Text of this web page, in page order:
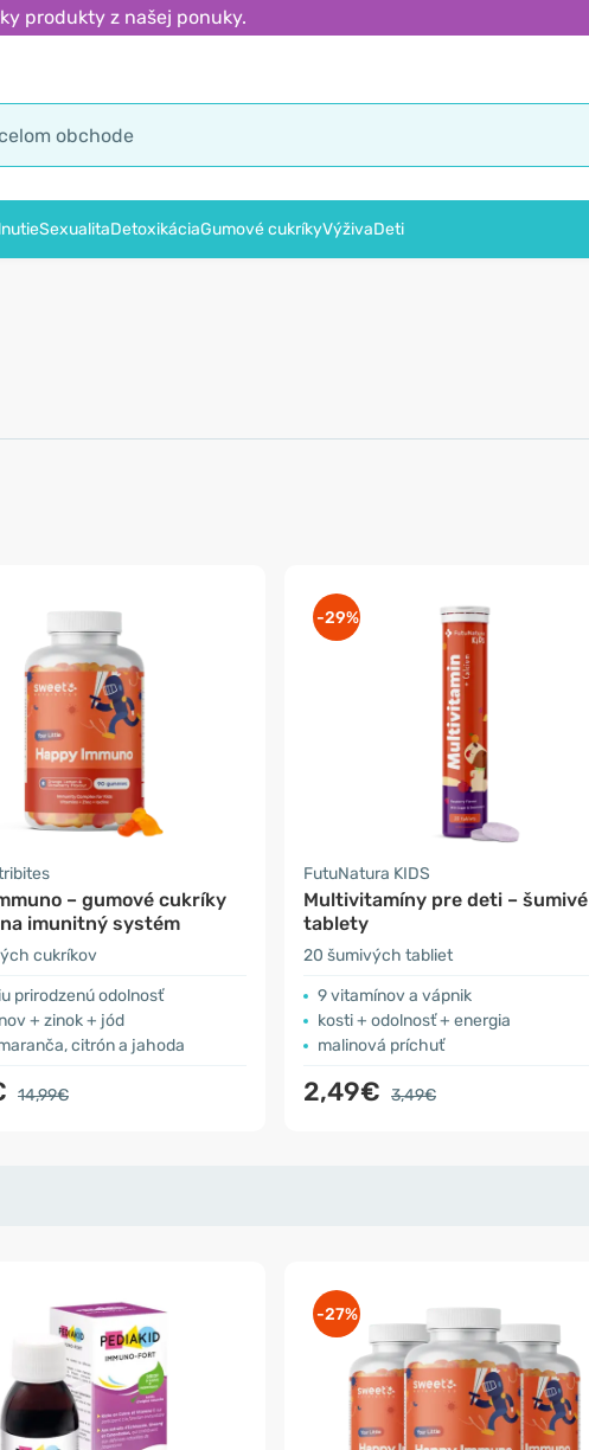
produkty z našej ponuky.
SexualitaDetoxikáciaGumové cukríkyVýživaDeti
– gumové cukríky
imunitný systém
cukríkov
prirodzenú odolnosť
+ zinok + jód
citrón a jahoda
14,99€
-29%
FutuNatura KIDS
Multivitamíny pre deti – šumivé
tablety
20 šumivých tabliet
9 vitamínov a vápnik
kosti + odolnosť + energia
malinová príchuť
2,49€ 3,49€
-27%